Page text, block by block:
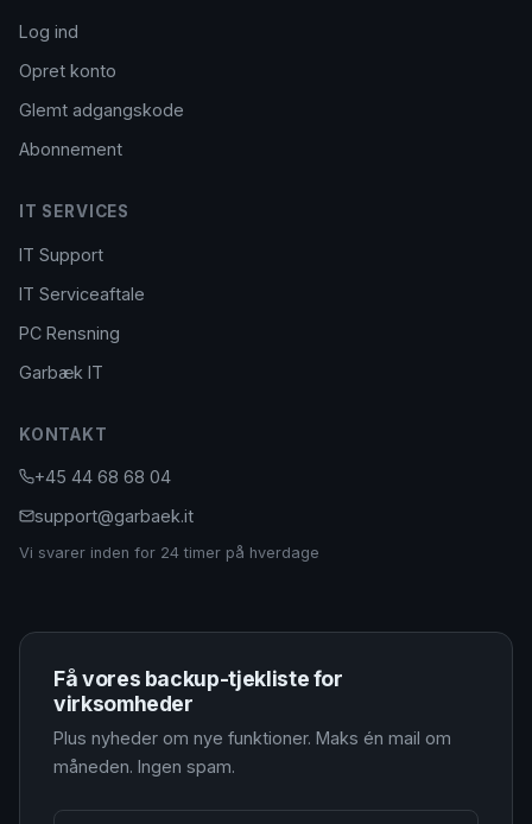
Log ind
Opret konto
Glemt adgangskode
Abonnement
IT SERVICES
IT Support
IT Serviceaftale
PC Rensning
Garbæk IT
KONTAKT
+45 44 68 68 04
support@garbaek.it
Vi svarer inden for 24 timer på hverdage
Få vores backup-tjekliste for
virksomheder
Plus nyheder om nye funktioner. Maks én mail om
måneden. Ingen spam.